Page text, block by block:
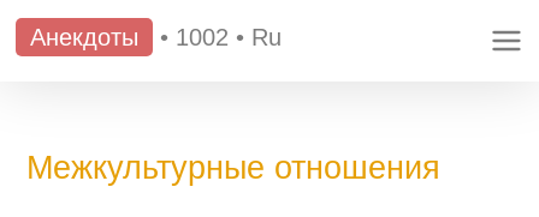
Анекдоты • 1002 • Ru
Межкультурные отношения